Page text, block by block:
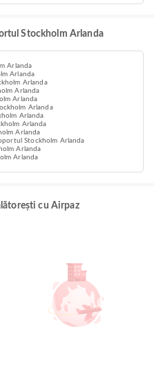
Stockholm Arlanda
Arlanda
Arlanda
Arlanda
Arlanda
Arlanda
Arlanda
Arlanda
Arlanda
Arlanda
Stockholm Arlanda
Arlanda
Arlanda
cu Airpaz